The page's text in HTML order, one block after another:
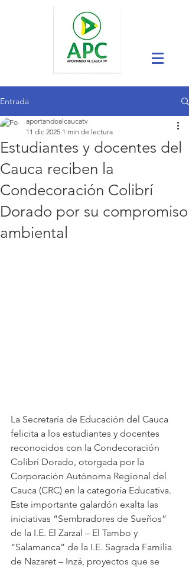
Entrada
Estudiantes y docentes del
Cauca reciben la
Condecoración Colibrí
Dorado por su compromiso
ambiental
aportandoalcaucatv
11 dic 2025 1 min de lectura
La Secretaría de Educación del Cauca
felicita a los estudiantes y docentes
reconocidos con la Condecoración
Colibrí Dorado, otorgada por la
Corporación Autónoma Regional del
Cauca (CRC) en la categoría Educativa.
Este importante galardón exalta las
iniciativas “Sembradores de Sueños”
de la I.E. El Zarzal – El Tambo y
“Salamanca” de la I.E. Sagrada Familia
de Nazaret – Inzá, proyectos que se